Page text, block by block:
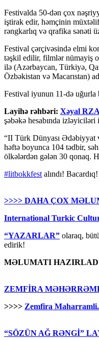
Festivalda 50-dən çox
iştirak edir, həmçinin
rəngkarlıq və qrafika sənəti
Festival çərçivəsində elmi
təşkil edilir, filmlər nümayiş
ilə (Azərbaycan, Türkiyə,
Özbəkistan və Macarıstan)
Festival iyunun 11-də uğurla
Layihə rəhbəri: Xəyal RZA
şəbəkə hesabında izləyiciləri
“II Türk Dünyası Ədəbiyyat
həftə boyunca 104 tədbir,
ölkələrdən gələn 30 qonaq.
#litbokkfest alındı!
>>>> DAHA ÇOX
International Turkic
“YAZARLAR” olaraq,
edirik!
MƏLUMATI
ZEMFİRA
>>>> Zemfira Maharramli.
“SÖZÜN AĞ RƏNGİ”